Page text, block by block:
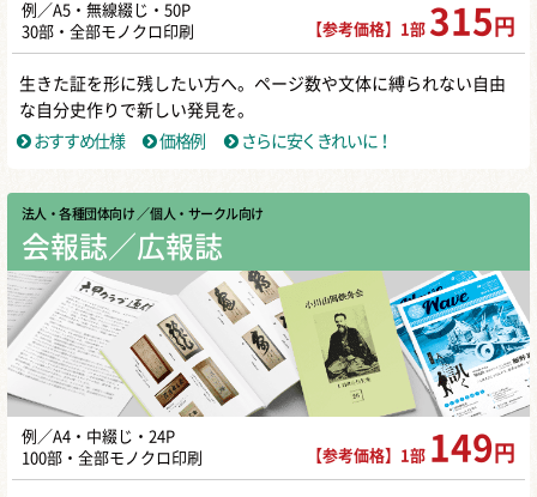
例／A5・無線綴じ・50P
30部・全部モノクロ印刷
【参考価格】1部 315 円
生きた証を形に残したい方へ。ページ数や文体に縛られない自由
な自分史作りで新しい発見を。
おすすめ仕様
価格例 さらに安くきれいに！
法人・各種団体向け ／ 個人・サークル向け
会報誌／広報誌
例／A4・中綴じ・24P
100部・全部モノクロ印刷
【参考価格】1部 149 円